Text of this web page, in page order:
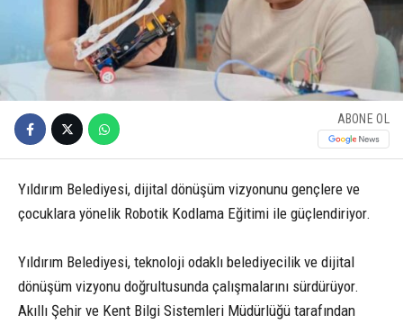
ABONE OL
Yıldırım Belediyesi, dijital dönüşüm vizyonunu gençlere ve
çocuklara yönelik Robotik Kodlama Eğitimi ile güçlendiriyor.
Yıldırım Belediyesi, teknoloji odaklı belediyecilik ve dijital
dönüşüm vizyonu doğrultusunda çalışmalarını sürdürüyor.
Akıllı Şehir ve Kent Bilgi Sistemleri Müdürlüğü tarafından